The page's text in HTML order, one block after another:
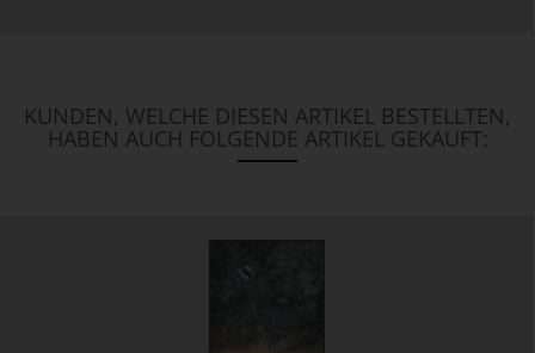
KUNDEN, WELCHE DIESEN ARTIKEL BESTELLTEN,
HABEN AUCH FOLGENDE ARTIKEL GEKAUFT: